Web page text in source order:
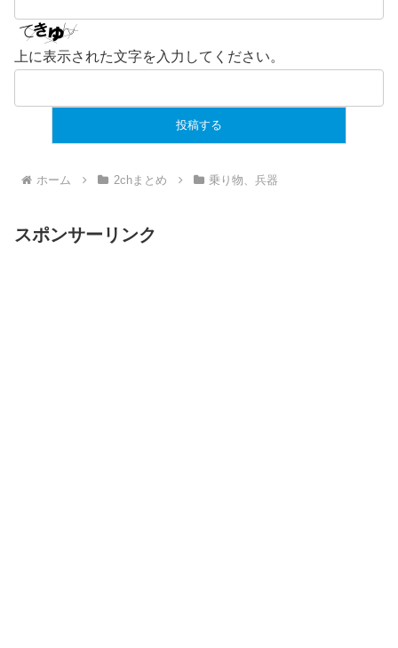
上に表示された文字を入力してください。
ホーム 2chまとめ 乗り物、兵器
スポンサーリンク